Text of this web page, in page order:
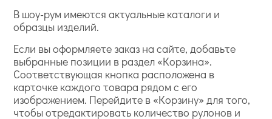
В шоу-рум имеются актуальные каталоги и
образцы изделий.
Если вы оформляете заказ на сайте, добавьте
выбранные позиции в раздел «Корзина».
Соответствующая кнопка расположена в
карточке каждого товара рядом с его
изображением. Перейдите в «Корзину» для того,
чтобы отредактировать количество рулонов и